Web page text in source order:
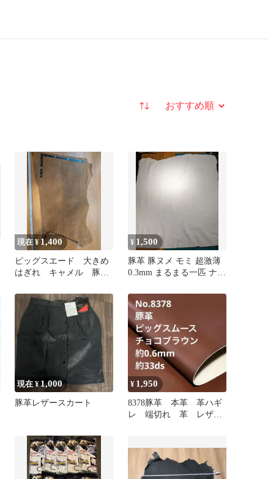
並び替え
現在 ¥ 1,400
ピッグスエード 大きめ
はぎれ キャメル 豚
¥ 1,500
豚革 豚ヌメ モミ 超激薄
0.3mm まるまる一匹 ナチ
現在 ¥1,000
豚革レザースカート
¥ 1,950
8378豚革 本革 革ハギ
レ 端切れ 革 レザー